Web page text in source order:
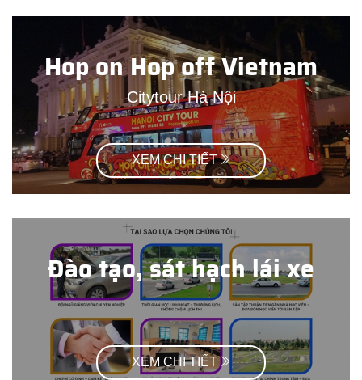
Hop on Hop off Vietnam
Citytour Hà Nội
XEM CHI TIẾT
Đào tạo, sát hạch lái xe
XEM CHI TIẾT